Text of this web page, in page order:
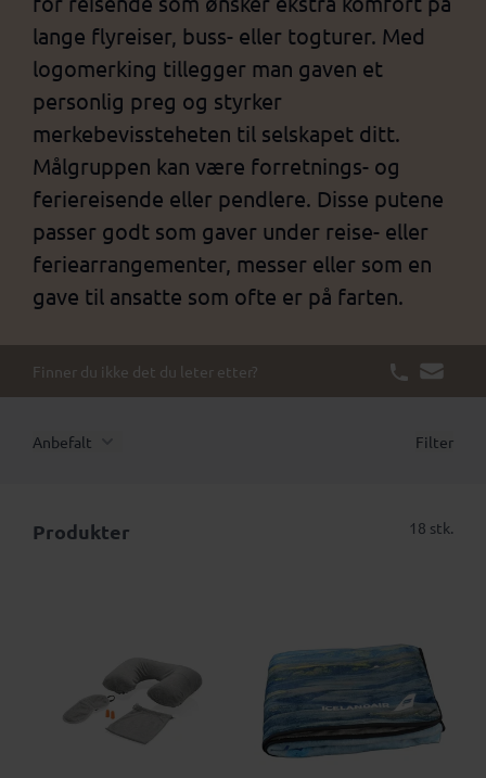
lange flyreiser, buss- eller togturer. Med
logomerking tillegger man gaven et
personlig preg og styrker
merkebevissteheten til selskapet ditt.
Målgruppen kan være forretnings- og
feriereisende eller pendlere. Disse putene
passer godt som gaver under reise- eller
feriearrangementer, messer eller som en
gave til ansatte som ofte er på farten.
Finner du ikke det du leter etter?
Anbefalt Filter
Produkter 18 stk.